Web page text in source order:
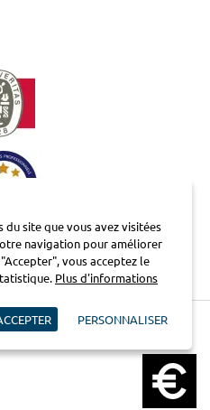
du site que vous avez visitées
navigation pour améliorer
vous acceptez le
Plus d'informations
PERSONNALISER